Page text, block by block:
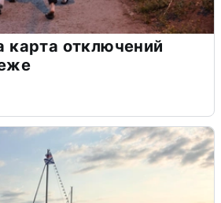
карта отключений